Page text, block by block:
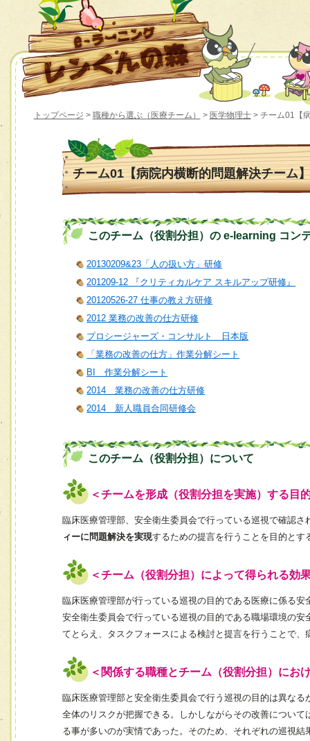
トップページ > 職種から選ぶ（医療チーム） > 医学物理士> チーム01【
チーム01【病院内横断的問題解決チーム】
このチーム（役割分担）の e-learning コン
20130209&23「人の扱い方」研修
201209-12 『クリティカルケア スキルアップ研修』
20120526-27 仕事の教え方研修
2012 業務の改善の仕方研修
プロシージャーズ・コンサルト 日本版
「業務の改善の仕方」作業分解シート
BI 作業分解シート
2014 業務の改善の仕方研修
2014 新人職員合同研修会
このチーム（役割分担）について
＜チームを形成（役割分担を実施）する目
臨床医療管理部、安全衛生委員会で行っている巡視で確認
ィーに問題解決を実現するための提言を行うことを目的とす
＜チーム（役割分担）によって得られる効
臨床医療管理部が行っている巡視の目的である医療に係る
安全衛生委員会で行っている巡視の目的である職場環境の
てとらえ、タスクフォースによる検討と提言を行うことで
＜関係する職種とチーム（役割分担）にお
臨床医療管理部と安全衛生委員会で行う巡視の目的は異な
全体のリスクが把握できる。しかしながらその改善につい
る事が多いのが実情であった。そのため、それぞれの巡視